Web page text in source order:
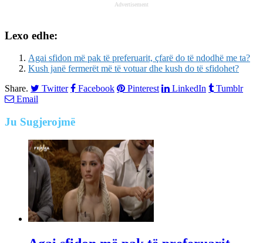
Advertisement
Lexo edhe:
Agai sfidon më pak të preferuarit, çfarë do të ndodhë me ta?
Kush janë fermerët më të votuar dhe kush do të sfidohet?
Share.
Twitter Facebook Pinterest LinkedIn
Tumblr
Email
Ju Sugjerojmë